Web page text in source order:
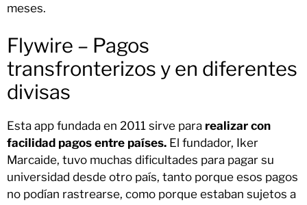
meses.
Flywire – Pagos
transfronterizos y en diferentes
divisas
Esta app fundada en 2011 sirve para realizar con
facilidad pagos entre países. El fundador, Iker
Marcaide, tuvo muchas dificultades para pagar su
universidad desde otro país, tanto porque esos pagos
no podían rastrearse, como porque estaban sujetos a